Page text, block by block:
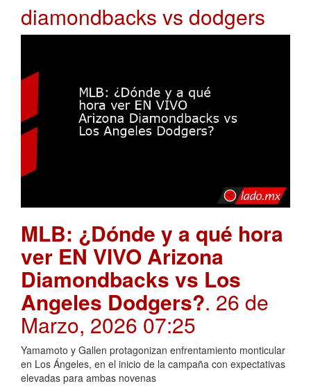
diamondbacks vs dodgers
MLB: ¿Dónde y a qué hora
ver EN VIVO Arizona
Diamondbacks vs Los
Angeles Dodgers?. 26 de
Marzo, 2026 07:25
Yamamoto y Gallen protagonizan enfrentamiento monticular
en Los Ángeles, en el inicio de la campaña con expectativas
elevadas para ambas novenas